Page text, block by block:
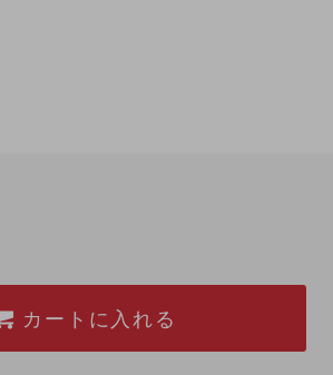
カートに入れる